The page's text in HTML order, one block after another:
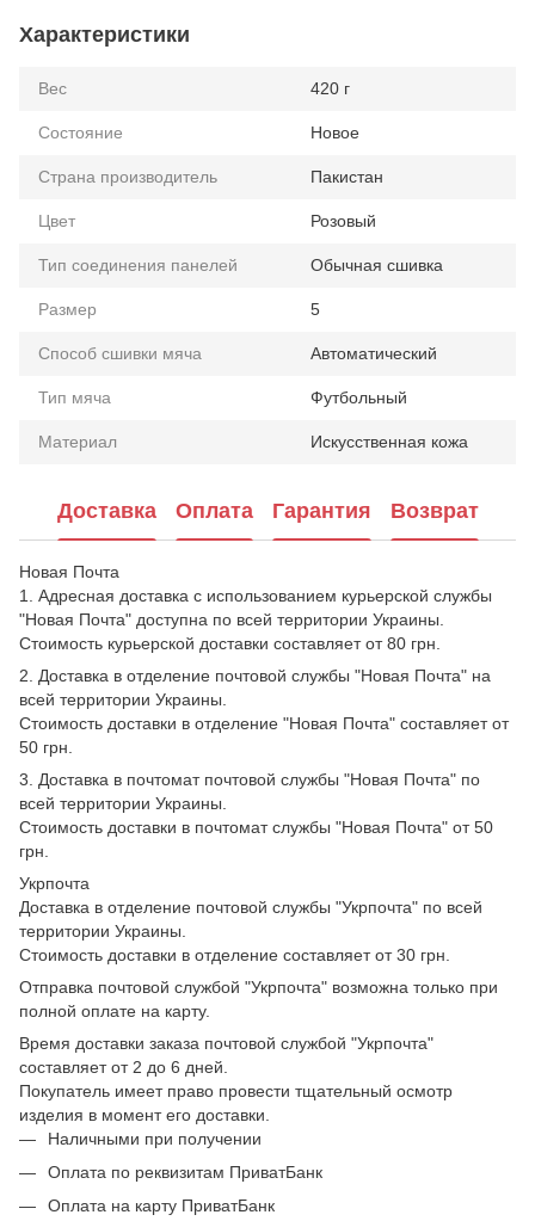
Характеристики
Вес 420 г
Состояние Новое
Страна производитель Пакистан
Цвет Розовый
Тип соединения панелей Обычная сшивка
Размер 5
Способ сшивки мяча Автоматический
Тип мяча Футбольный
Материал Искусственная кожа
Доставка Оплата Гарантия Возврат
Новая Почта
1. Адресная доставка с использованием курьерской службы
"Новая Почта" доступна по всей территории Украины.
Стоимость курьерской доставки составляет от 80 грн.
2. Доставка в отделение почтовой службы "Новая Почта" на
всей территории Украины.
Стоимость доставки в отделение "Новая Почта" составляет от
50 грн.
3. Доставка в почтомат почтовой службы "Новая Почта" по
всей территории Украины.
Стоимость доставки в почтомат службы "Новая Почта" от 50
грн.
Укрпочта
Доставка в отделение почтовой службы "Укрпочта" по всей
территории Украины.
Стоимость доставки в отделение составляет от 30 грн.
Отправка почтовой службой "Укрпочта" возможна только при
полной оплате на карту.
Время доставки заказа почтовой службой "Укрпочта"
составляет от 2 до 6 дней.
Покупатель имеет право провести тщательный осмотр
изделия в момент его доставки.
Наличными при получении
Оплата по реквизитам ПриватБанк
Оплата на карту ПриватБанк